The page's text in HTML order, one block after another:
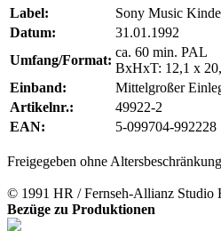
Label:
Sony Music
Datum:
31.01.1992
Umfang/Format:
ca. 60 min. PAL
BxHxT: 12,1 x
Einband:
Mittelgroßer
Artikelnr.:
49922-2
EAN:
5-099704-992228
Freigegeben ohne
© 1991 HR /Fernseh-Allianz Studio
Bezüge zu Produktionen